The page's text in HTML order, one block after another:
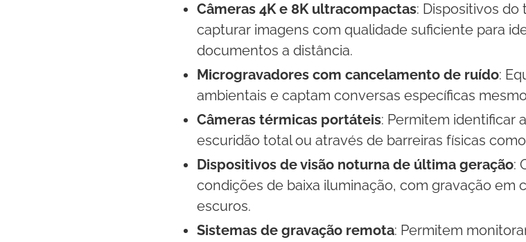
Câmeras 4K e 8K ultracompactas: Dispositivos
capturar imagens com qualidade suficiente para
documentos a distância.
Microgravadores com cancelamento de ruído:
ambientais e captam conversas específicas
Câmeras térmicas portáteis: Permitem identificar
escuridão total ou através de barreiras físicas
Dispositivos de visão noturna de última geração:
condições de baixa iluminação, com gravação em
escuros.
Sistemas de gravação remota: Permitem